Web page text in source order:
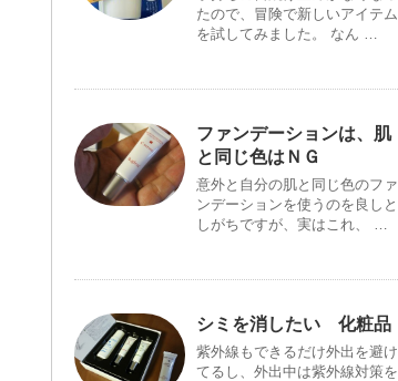
たので、冒険で新しいアイテム
を試してみました。 なん …
ファンデーションは、肌
と同じ色はＮＧ
意外と自分の肌と同じ色のファ
ンデーションを使うのを良しと
しがちですが、実はこれ、 …
シミを消したい 化粧品
紫外線もできるだけ外出を避け
てるし、外出中は紫外線対策を